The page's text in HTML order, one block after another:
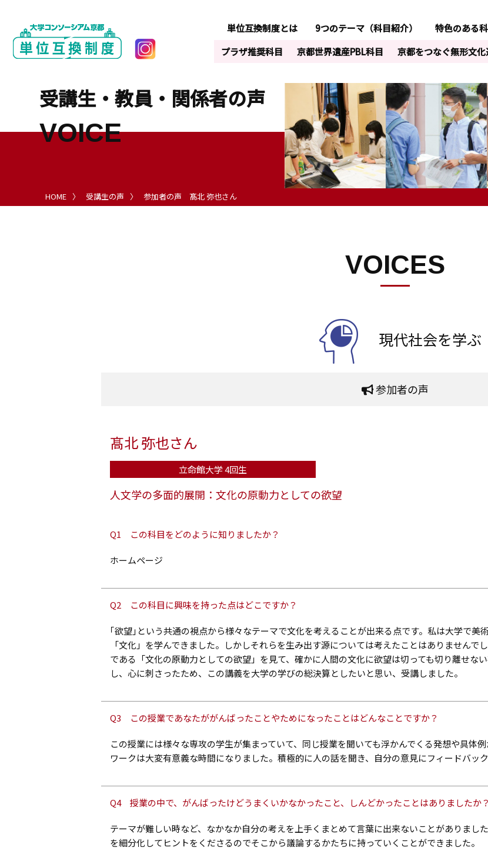
単位互換制度とは 9つのテーマ（科目紹介）
特色のある
プラザ推奨科目
京都世界遺産PBL科目 京都をつなぐ無形文化
受講生・教員・関係者の声
VOICE
HOME 受講生の声 参加者の声 髙北 弥也さん
VOICES
現代社会を学ぶ
参加者の声
髙北 弥也さん
立命館大学 4回生
人文学の多面的展開：文化の原動力としての欲望
Q1 この科目をどのように知りましたか？
ホームページ
Q2 この科目に興味を持った点はどこですか？
｢欲望｣という共通の視点から様々なテーマで文化を考えることが出来る点です。私は大学で美
「文化」を学んできました。しかしそれらを生み出す源については考えたことはありません
である「文化の原動力としての欲望」を見て、確かに人間の文化に欲望は切っても切り離せな
し、心に刺さったため、この講義を大学の学びの総決算としたいと思い、受講しました。
Q3 この授業であなたががんばったことやためになったことはどんなことですか？
この授業には様々な専攻の学生が集まっていて、同じ授業を聞いても浮かんでくる発想や具体
ワークは大変有意義な時間になりました。積極的に人の話を聞き、自分の意見にフィードバッ
Q4 授業の中で、がんばったけどうまくいかなかったこと、しんどかったことはありましたか
テーマが難しい時など、なかなか自分の考えを上手くまとめて言葉に出来ないことがありまし
を細分化してヒントをくださるのでそこから議論するかたちに持っていくことができました。